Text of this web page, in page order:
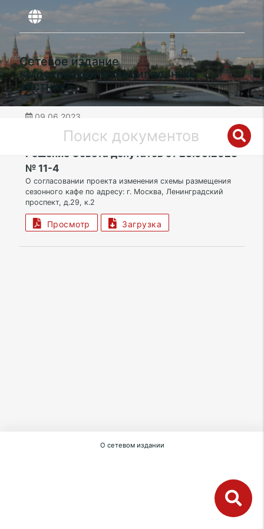
Сетевое издание
«Московский муниципальный
вестник»
09.06.2023
САО | Муниципальный округ Беговой
Решение Совета депутатов от 23.05.2023
№ 11-4
О согласовании проекта изменения схемы размещения
сезонного кафе по адресу: г. Москва, Ленинградский
проспект, д.29, к.2
Просмотр Загрузка
О сетевом издании